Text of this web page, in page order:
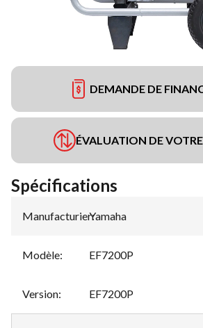
DEMANDE DE
ÉVALUATION DE
Spécifications
Manufacturier:
Yamaha
Modèle: EF7200P
Version: EF7200P